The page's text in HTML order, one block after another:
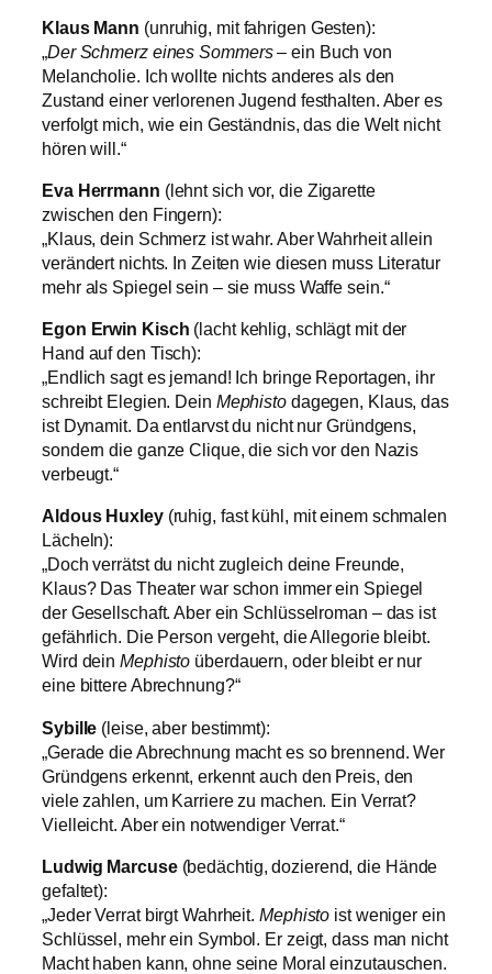
Klaus Mann (unruhig, mit fahrigen Gesten):
„Der Schmerz eines Sommers– ein Buch von
Melancholie. Ich wollte nichts anderes als den
Zustand einer verlorenen Jugend festhalten. Aber es
verfolgt mich, wie ein Geständnis, das die Welt nicht
hören will.“
Eva Herrmann (lehnt sich vor, die Zigarette
zwischen den Fingern):
„Klaus, dein Schmerz ist wahr. Aber Wahrheit allein
verändert nichts. In Zeiten wie diesen muss Literatur
mehr als Spiegel sein – sie muss Waffe sein.“
Egon Erwin Kisch (lacht kehlig, schlägt mit der
Hand auf den Tisch):
„Endlich sagt es jemand! Ich bringe Reportagen, ihr
schreibt Elegien. Dein Mephistodagegen, Klaus, das
ist Dynamit. Da entlarvst du nicht nur Gründgens,
sondern die ganze Clique, die sich vor den Nazis
verbeugt.“
Aldous Huxley(ruhig, fast kühl, mit einem schmalen
Lächeln):
„Doch verrätst du nicht zugleich deine Freunde,
Klaus? Das Theater war schon immer ein Spiegel
der Gesellschaft. Aber ein Schlüsselroman – das ist
gefährlich. Die Person vergeht, die Allegorie bleibt.
Wird deinMephisto überdauern, oder bleibt er nur
eine bittere Abrechnung?“
Sybille (leise, aber bestimmt):
„Gerade die Abrechnung macht es so brennend. Wer
Gründgens erkennt, erkennt auch den Preis, den
viele zahlen, um Karriere zu machen. Ein Verrat?
Vielleicht. Aber ein notwendiger Verrat.“
Ludwig Marcuse(bedächtig, dozierend, die Hände
gefaltet):
„Jeder Verrat birgt Wahrheit. Mephisto ist weniger ein
Schlüssel, mehr ein Symbol. Er zeigt, dass man nicht
Macht haben kann, ohne seine Moral einzutauschen.